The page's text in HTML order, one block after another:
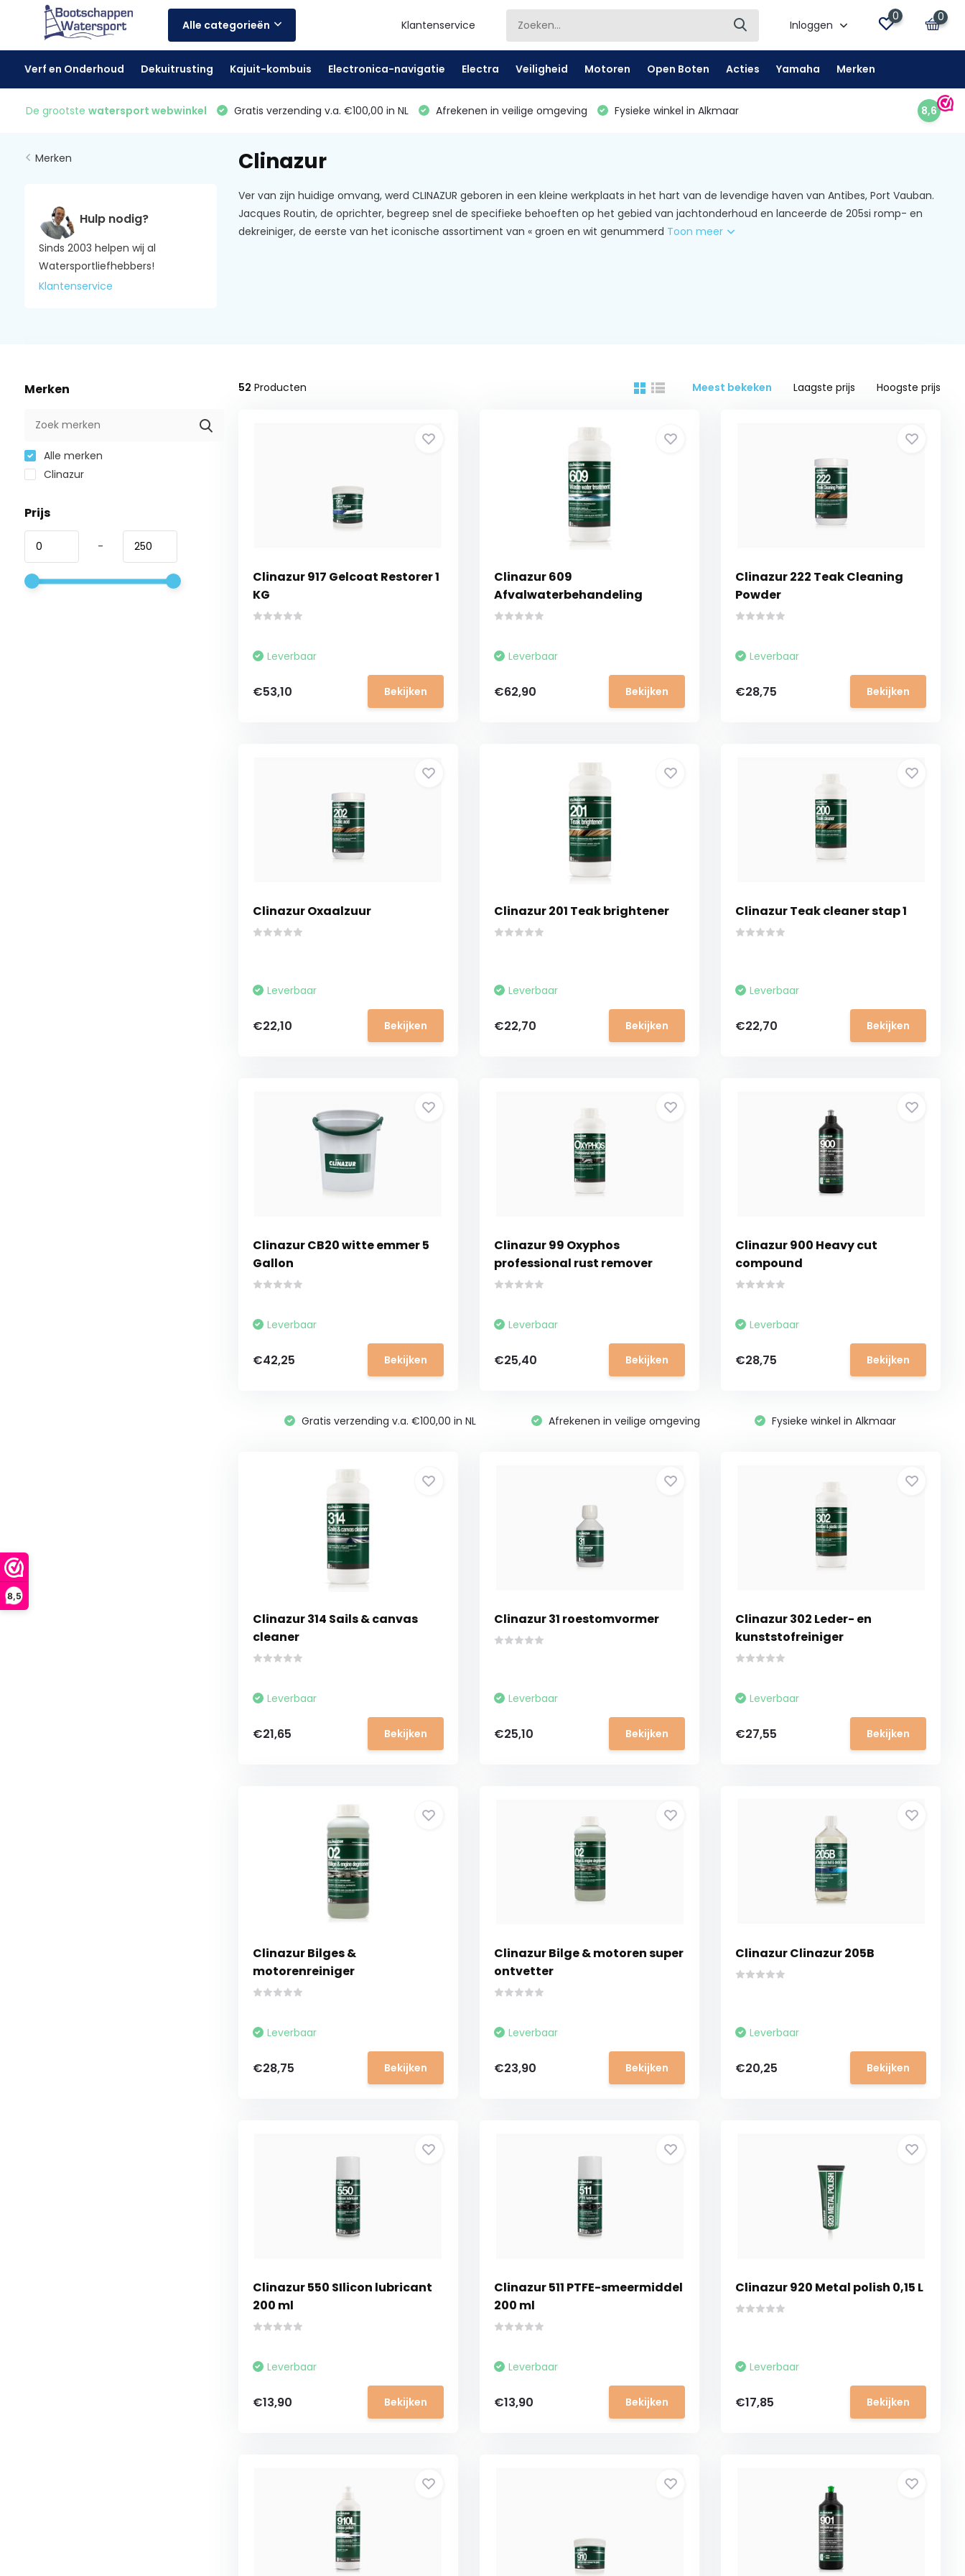
8,5
Alle categorieën Klantenservice Inloggen
0 0
Verf en Onderhoud Dekuitrusting Kajuit-kombuis Electronica-navigatie Electra Veiligheid Motoren Open Boten Acties Yamaha Merken
De grootste watersport webwinkel Gratis verzending v.a. €100,00 in NL Afrekenen in veilige omgeving Fysieke winkel in Alkmaar 8,6
Merken
Hulp nodig?
Sinds 2003 helpen wij al
Watersportliefhebbers!
Klantenservice
Clinazur
Ver van zijn huidige omvang, werd CLINAZUR geboren in een kleine werkplaats in het hart van de levendige haven van Antibes, Port Vauban.
Jacques Routin, de oprichter, begreep snel de specifieke behoeften op het gebied van jachtonderhoud en lanceerde de 205si romp- en
dekreiniger, de eerste van het iconische assortiment van « groen en wit genummerd Toon meer
Merken
Alle merken
Clinazur
Prijs
-
52 Producten Meest bekeken Laagste prijs Hoogste prijs
Clinazur 917 Gelcoat Restorer 1
KG
Leverbaar
€53,10 Bekijken
Clinazur 609
Afvalwaterbehandeling
Leverbaar
€62,90 Bekijken
Clinazur 222 Teak Cleaning
Powder
Leverbaar
€28,75 Bekijken
Clinazur Oxaalzuur
Leverbaar
€22,10 Bekijken
Clinazur 201 Teak brightener
Leverbaar
€22,70 Bekijken
Clinazur Teak cleaner stap 1
Leverbaar
€22,70 Bekijken
Clinazur CB20 witte emmer 5
Gallon
Leverbaar
€42,25 Bekijken
Clinazur 99 Oxyphos
professional rust remover
Leverbaar
€25,40 Bekijken
Clinazur 900 Heavy cut
compound
Leverbaar
€28,75 Bekijken
Gratis verzending v.a. €100,00 in NL Afrekenen in veilige omgeving Fysieke winkel in Alkmaar
Clinazur 314 Sails & canvas
cleaner
Leverbaar
€21,65 Bekijken
Clinazur 31 roestomvormer
Leverbaar
€25,10 Bekijken
Clinazur 302 Leder- en
kunststofreiniger
Leverbaar
€27,55 Bekijken
Clinazur Bilges &
motorenreiniger
Leverbaar
€28,75 Bekijken
Clinazur Bilge & motoren super
ontvetter
Leverbaar
€23,90 Bekijken
Clinazur Clinazur 205B
Leverbaar
€20,25 Bekijken
Clinazur 550 SIlicon lubricant
200 ml
Leverbaar
€13,90 Bekijken
Clinazur 511 PTFE-smeermiddel
200 ml
Leverbaar
€13,90 Bekijken
Clinazur 920 Metal polish 0,15 L
Leverbaar
€17,85 Bekijken